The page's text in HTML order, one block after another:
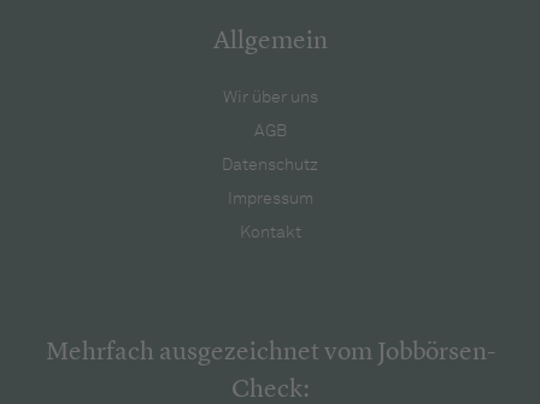
Allgemein
Wir über uns
AGB
Datenschutz
Impressum
Kontakt
Mehrfach ausgezeichnet vom Jobbörsen-
Check: